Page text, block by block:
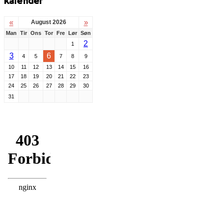
« August 2026 »
Man Tir Ons Tor Fre Lør Søn
1
2
3
4 5 6 7 8
9
10
11 12 13 14 15
16
17
18 19 20 21 22
23
24
25 26 27 28 29
30
31